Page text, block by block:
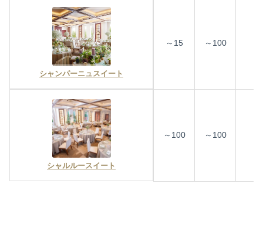
シャンパーニュスイート
～15 ～100
シャルルースイート
～100 ～100